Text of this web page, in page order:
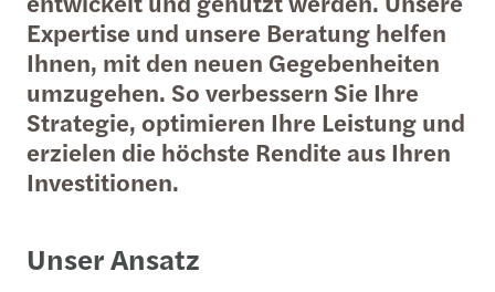
Expertise und unsere Beratung helfen
Ihnen, mit den neuen Gegebenheiten
umzugehen. So verbessern Sie Ihre
Strategie, optimieren Ihre Leistung und
erzielen die höchste Rendite aus Ihren
Investitionen.
Unser Ansatz